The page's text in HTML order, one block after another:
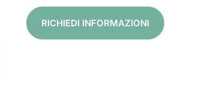
RICHIEDI INFORMAZIONI